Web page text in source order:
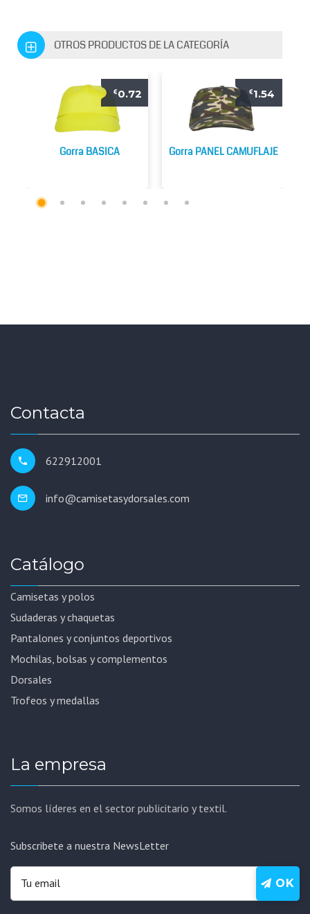
OTROS PRODUCTOS DE LA CATEGORÍA
€0.72
Gorra BASICA
€1.54
Gorra PANEL CAMUFLAJE
Contacta
622912001
info@camisetasydorsales.com
Catálogo
Camisetas y polos
Sudaderas y chaquetas
Pantalones y conjuntos deportivos
Mochilas, bolsas y complementos
Dorsales
Trofeos y medallas
La empresa
Somos líderes en el sector publicitario y textil.
Subscribete a nuestra NewsLetter
OK